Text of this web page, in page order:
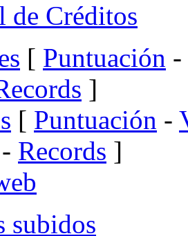
de Créditos
[ Puntuación -
]
[ Puntuación -
- Records ]
subidos